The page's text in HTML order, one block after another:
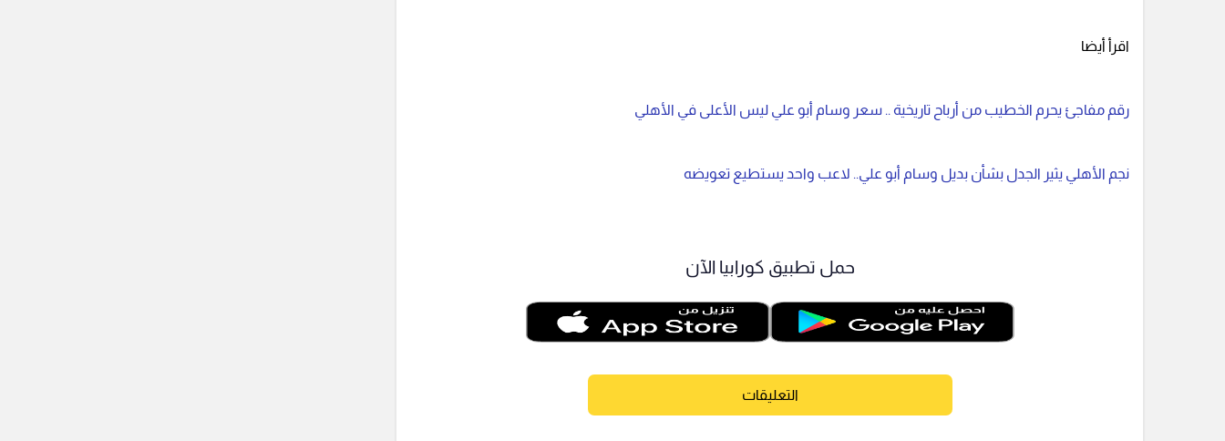
اقرأ أيضا
رقم مفاجئ يحرم الخطيب من أرباح تاريخية .. سعر وسام أبو علي ليس الأعلى في الأهلي
نجم الأهلي يثير الجدل بشأن بديل وسام أبو علي.. لاعب واحد يستطيع تعويضه
حمل تطبيق كورابيا الآن
التعليقات